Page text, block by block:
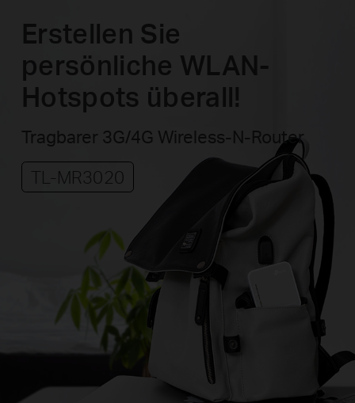
Erstellen Sie
persönliche WLAN-
Hotspots überall!
Tragbarer 3G/4G Wireless-N-Router
TL-MR3020